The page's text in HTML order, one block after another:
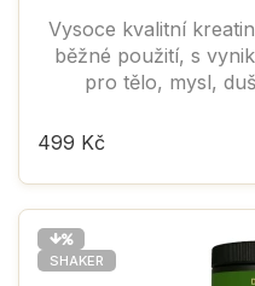
Vysoce kvalitní
běžné použití, s
pro tělo, mysl,
499 Kč
SHAKER